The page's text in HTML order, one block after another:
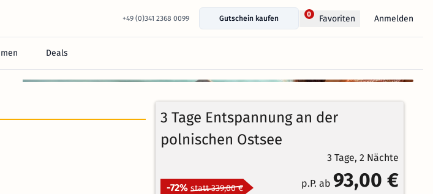
+49 (0)341 2368 0099 Gutschein kaufen
0 Favoriten Anmelden
Deals
90%
Bewertungen
3 Tage Entspannung an der
polnischen Ostsee
3 Tage, 2 Nächte
-72% statt 339,00 € p.P. ab 93,00 €